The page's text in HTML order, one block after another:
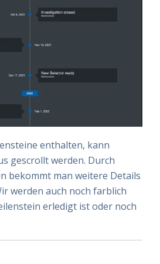
enthalten, kann
gescrollt werden. Durch
bekommt man weitere Details
werden auch noch farblich
erledigt ist oder noch